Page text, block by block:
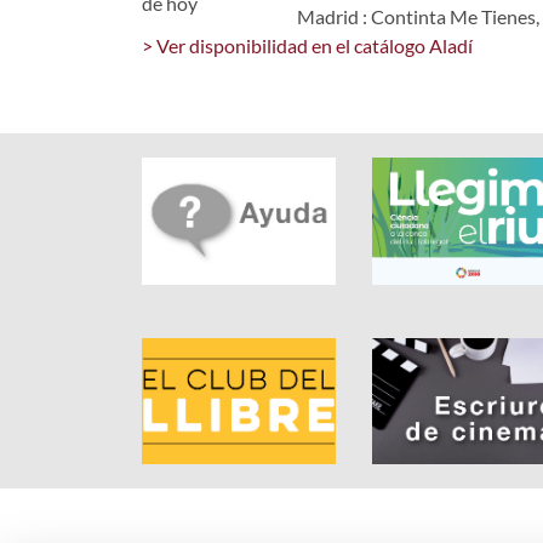
Madrid : Continta Me
> Ver disponibilidad en el catálogo Aladí